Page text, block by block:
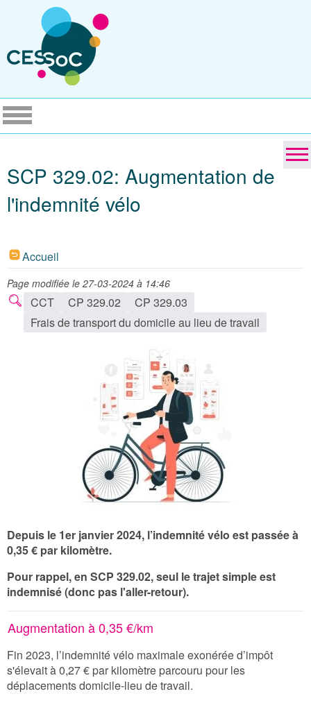
SCP 329.02: Augmentation de
l'indemnité vélo
Accueil
Page modifiée le 27-03-2024 à 14:46
CCT CP 329.02
CP 329.03
Frais de transport du domicile au lieu de travail
Depuis le 1er janvier 2024, l’indemnité vélo est passée à
0,35 € par kilomètre.
Pour rappel, en SCP 329.02, seul le trajet simple est
indemnisé (donc pas l'aller-retour).
Augmentation à 0,35 €/km
Fin 2023, l’indemnité vélo maximale exonérée d’impôt
s'élevait à 0,27 € par kilomètre parcouru pour les
déplacements domicile-lieu de travail.